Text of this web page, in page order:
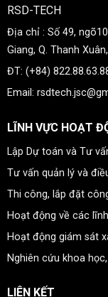
RSD-TECH
Địa chỉ : Số 49,
Giang, Q. Thanh
ĐT: (+84)
Email:
LĨNH VỰC HOẠT
Lập Dự toán và Tư
Tư vấn quản lý và
Thi công, lắp đặt
Hoạt động về các
Hoạt động giám sát
Nghiên cứu khoa
LIÊN KẾT